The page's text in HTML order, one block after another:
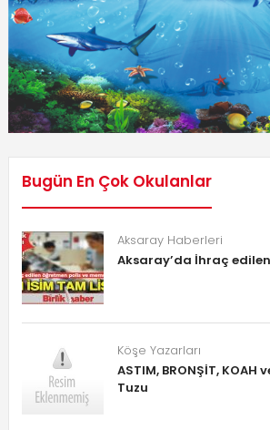
Bugün En Çok Okulanlar
Aksaray Haberleri
Aksaray’da İhraç
Köşe Yazarları
ASTIM, BRONŞİT,
Tuzu